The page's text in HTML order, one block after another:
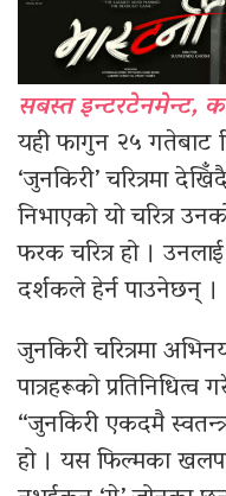
सबस्त इन्टरटेनमेन्ट,
यही फागुन २५ गतेबाट
‘जुनकिरी’ चरित्रमा
निभाएको यो चरित्र
फरक चरित्र हो ।
दर्शकले हेर्न पाउनेछन् ।
जुनकिरी चरित्रमा
पात्रहरूको
“जुनकिरी एकदमै
हो । यस फिल्मका